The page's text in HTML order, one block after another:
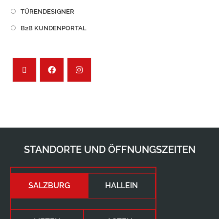
TÜRENDESIGNER
B2B KUNDENPORTAL
STANDORTE UND ÖFFNUNGSZEITEN
SALZBURG HALLEIN